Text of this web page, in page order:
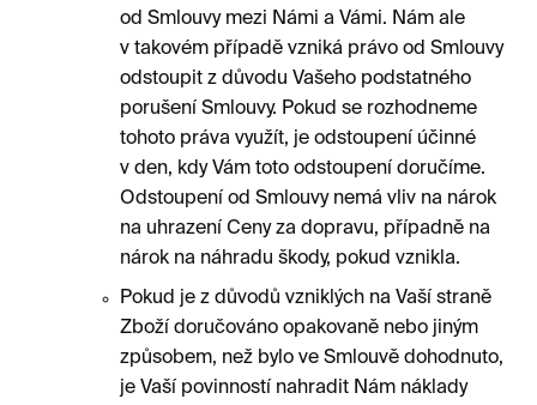
od Smlouvy mezi Námi a Vámi. Nám ale
v takovém případě vzniká právo od Smlouvy
odstoupit z důvodu Vašeho podstatného
porušení Smlouvy. Pokud se rozhodneme
tohoto práva využít, je odstoupení účinné
v den, kdy Vám toto odstoupení doručíme.
Odstoupení od Smlouvy nemá vliv na nárok
na uhrazení Ceny za dopravu, případně na
nárok na náhradu škody, pokud vznikla.
Pokud je z důvodů vzniklých na Vaší straně
Zboží doručováno opakovaně nebo jiným
způsobem, než bylo ve Smlouvě dohodnuto,
je Vaší povinností nahradit Nám náklady